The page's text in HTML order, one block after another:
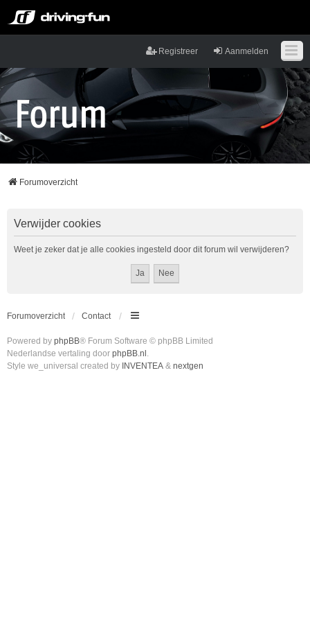
Aanmelden
Registreer
Forumoverzicht
Verwijder cookies
Weet je zeker dat je alle cookies ingesteld door dit forum wil verwijderen?
Forumoverzicht Contact
Powered by phpBB® Forum Software © phpBB Limited
Nederlandse vertaling door phpBB.nl .
Style we_universal created by INVENTEA & nextgen